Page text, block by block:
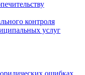
контроля
услуг
ошибках